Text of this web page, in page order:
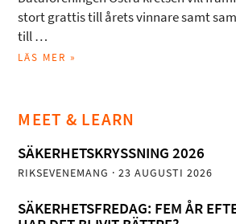
stort grattis till årets vinnare samt
till …
LÄS MER »
MEET & LEARN
SÄKERHETSKRYSSNING 2026
RIKSEVENEMANG · 23 AUGUSTI 2026
SÄKERHETSFREDAG: FEM ÅR